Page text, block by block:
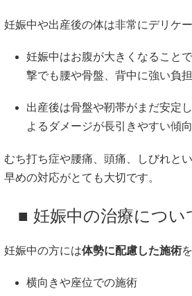
妊娠中や出産後の体は非常にデリケー
妊娠中はお腹が大きくなること
撃でも腰や骨盤、背中に強い負
出産後は骨盤や靭帯がまだ安定
よるダメージが長引きやすい傾
むち打ち症や腰痛、頭痛、しびれと
早めの対応がとても大切です。
■ 妊娠中の治療につい
妊娠中の方には体勢に配慮した施術
横向きや座位での施術